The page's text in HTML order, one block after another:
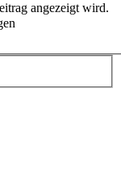
angezeigt wird.